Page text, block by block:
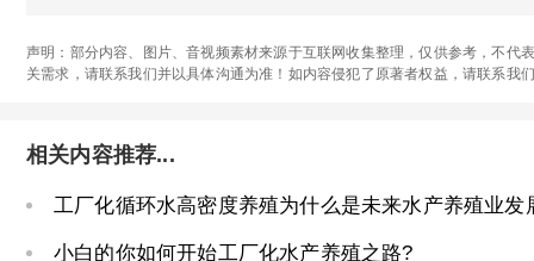
声明：部分内容、图片、音视频素材来源于互联网收集整理，仅供参考，不代
关需求，请联系我们并以具体沟通为准！如内容侵犯了原著者权益，请联系我
相关内容推荐...
工厂化循环水高密度养殖为什么是未来水产养殖业发
小白的你如何开始工厂化水产养殖之路?